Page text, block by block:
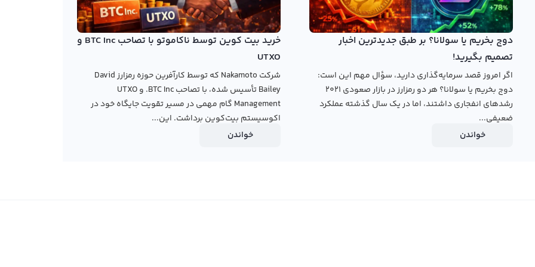
را به دیگر ارزهای دیجیتال تبدیل کنید یا آن را به صرافی
خود یا با قیمت‌های موجود در بازار به خرید و فروش توربوس
هر دو روش معامله در رالبکس سریع و ایمن بوده و به
داشته باشید.
قیمت
دوج بخریم یا سولانا؟ بر طبق جدیدترین اخبار
تصمیم بگیرید!
اگر امروز قصد سرمایه‌گذاری دارید، سؤال مهم این است:
دوج بخریم یا سولانا؟ هر دو رمزارز در بازار صعودی ۲۰۲۱
رشدهای انفجاری داشتند، اما در یک سال گذشته عملکرد
ضعیفی...
خواندن
خرید بیت کوین توسط ناکاموتو با تصاحب BTC Inc و
UTXO
شرکت Nakamoto که توسط کارآفرین حوزه رمزارز David
Bailey تأسیس شده، با تصاحب BTC Inc. و UTXO
Management گام مهمی در مسیر تقویت جایگاه خود در
اکوسیستم بیت‌کوین برداشت. این...
خواندن